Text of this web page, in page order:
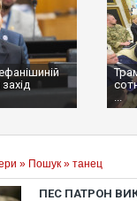
...
» Пошук » танец
ПЕС ПАТРОН